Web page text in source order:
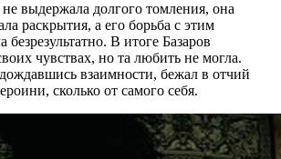
выдержала долгого томления, она
раскрытия, а его борьба с этим
безрезультатно. В итоге Базаров
чувствах, но та любить не могла.
взаимности, бежал в отчий
сколько от самого себя.